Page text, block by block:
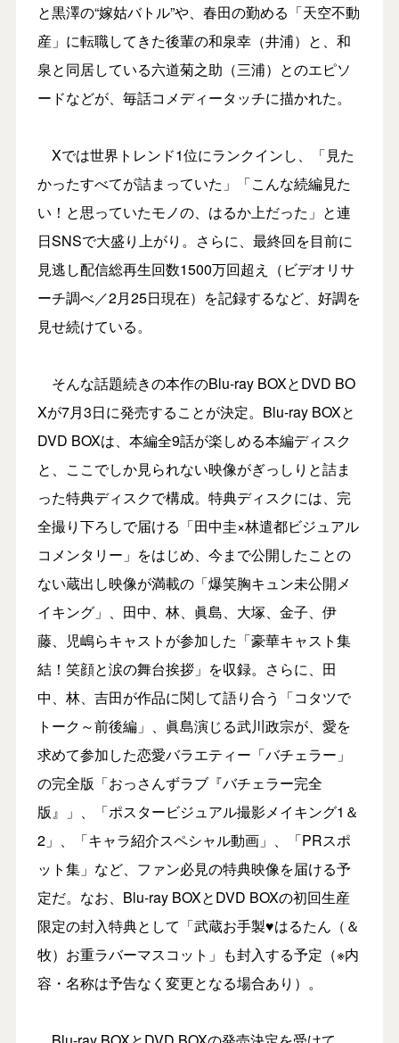
と黒澤の“嫁姑バトル”や、春田の勤める「天空不動
産」に転職してきた後輩の和泉幸（井浦）と、和
泉と同居している六道菊之助（三浦）とのエピソ
ードなどが、毎話コメディータッチに描かれた。
Xでは世界トレンド1位にランクインし、「見た
かったすべてが詰まっていた」「こんな続編見た
い！と思っていたモノの、はるか上だった」と連
日SNSで大盛り上がり。さらに、最終回を目前に
見逃し配信総再生回数1500万回超え（ビデオリサ
ーチ調べ／2月25日現在）を記録するなど、好調を
見せ続けている。
そんな話題続きの本作のBlu-ray BOXとDVD BO
Xが7月3日に発売することが決定。Blu-ray BOXと
DVD BOXは、本編全9話が楽しめる本編ディスク
と、ここでしか見られない映像がぎっしりと詰ま
った特典ディスクで構成。特典ディスクには、完
全撮り下ろしで届ける「田中圭×林遣都ビジュアル
コメンタリー」をはじめ、今まで公開したことの
ない蔵出し映像が満載の「爆笑胸キュン未公開メ
イキング」、田中、林、眞島、大塚、金子、伊
藤、児嶋らキャストが参加した「豪華キャスト集
結！笑顔と涙の舞台挨拶」を収録。さらに、田
中、林、吉田が作品に関して語り合う「コタツで
トーク～前後編」、眞島演じる武川政宗が、愛を
求めて参加した恋愛バラエティー「バチェラー」
の完全版「おっさんずラブ『バチェラー完全
版』」、「ポスタービジュアル撮影メイキング1＆
2」、「キャラ紹介スペシャル動画」、「PRスポ
ット集」など、ファン必見の特典映像を届ける予
定だ。なお、Blu-ray BOXとDVD BOXの初回生産
限定の封入特典として「武蔵お手製♥はるたん（＆
牧）お重ラバーマスコット」も封入する予定（※内
容・名称は予告なく変更となる場合あり）。